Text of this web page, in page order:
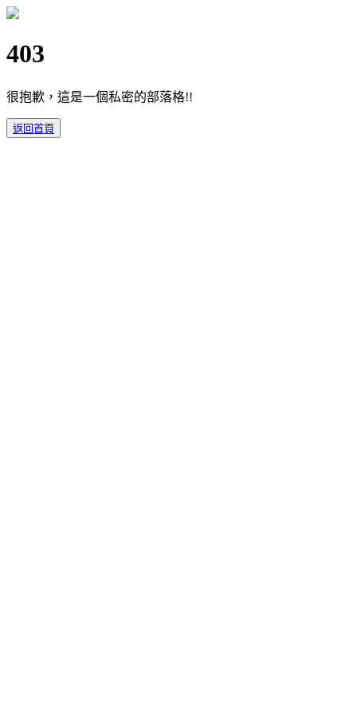
403
很抱歉，這是一個私密的部落格!!
返回首頁